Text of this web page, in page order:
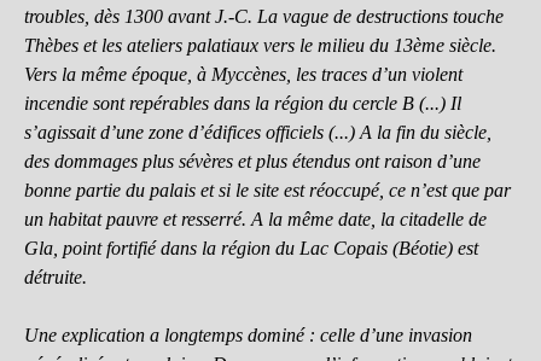
troubles, dès 1300 avant J.-C. La vague de destructions touche
Thèbes et les ateliers palatiaux vers le milieu du 13ème siècle.
Vers la même époque, à Myccènes, les traces d’un violent
incendie sont repérables dans la région du cercle B (...) Il
s’agissait d’une zone d’édifices officiels (...) A la fin du siècle,
des dommages plus sévères et plus étendus ont raison d’une
bonne partie du palais et si le site est réoccupé, ce n’est que par
un habitat pauvre et resserré. A la même date, la citadelle de
Gla, point fortifié dans la région du Lac Copais (Béotie) est
détruite.
Une explication a longtemps dominé : celle d’une invasion